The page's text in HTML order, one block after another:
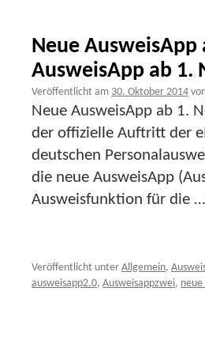
Neue AusweisApp
AusweisApp ab 1.
Veröffentlicht am 30. Oktober 2014
Neue AusweisApp ab 1.
der offizielle Auftritt der
deutschen
die neue AusweisApp
Ausweisfunktion für die …
Veröffentlicht unter Allgemein,
ausweisapp2.0, Ausweisappzwei, neue